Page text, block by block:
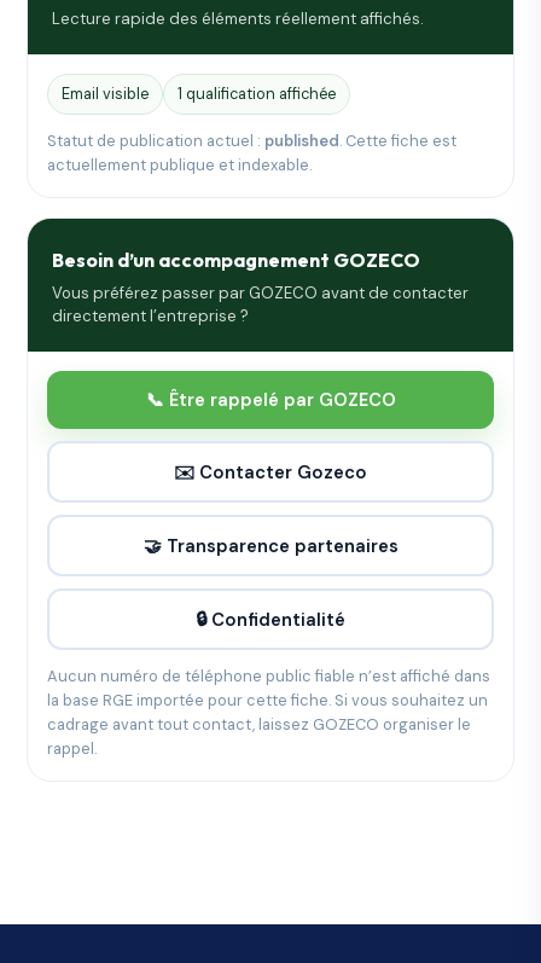
Lecture rapide des éléments réellement affichés.
Email visible 1 qualification affichée
Statut de publication actuel : published. Cette fiche est
actuellement publique et indexable.
Besoin d’un accompagnement GOZECO
Vous préférez passer par GOZECO avant de contacter
directement l’entreprise ?
📞 Être rappelé par GOZECO
✉️ Contacter Gozeco
🤝 Transparence partenaires
🔒 Confidentialité
Aucun numéro de téléphone public fiable n’est affiché dans
la base RGE importée pour cette fiche. Si vous souhaitez un
cadrage avant tout contact, laissez GOZECO organiser le
rappel.